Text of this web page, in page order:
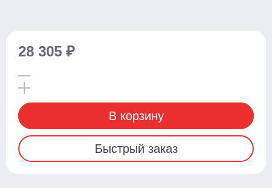
28 305 ₽
В корзину
Быстрый заказ
Тележки
Стандартные
С весами
С различной длиной и шириной вил
Для агрессивных сред
Для бочек